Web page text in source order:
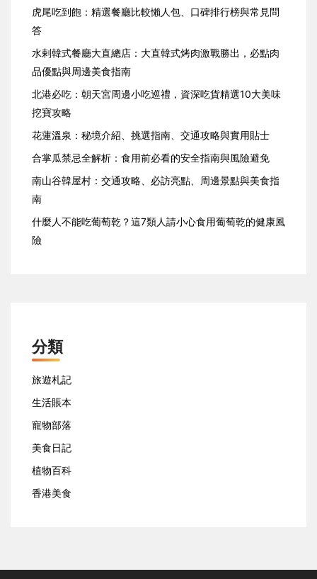
虎尾吃到飽：精選餐廳比較懶人包、口碑排行榜與常見問
答
水剌韓式餐廳大直總店：大直韓式烤肉激戰勝出，必點肉
品優點與周邊美食指南
北港必吃：朝天宮周邊小吃巡禮，資深吃貨精選10大美味
挖寶攻略
花蓮溫泉：秘境介紹、挑選指南、交通攻略與實用貼士
合掌瓜禁忌全解析：食用前必看的安全指南與風險避免
南山谷韓屋村：交通攻略、必訪亮點、周邊景點與美食指
南
什麼人不能吃葡萄乾？這7類人請小心食用葡萄乾的健康風
險
分類
旅遊札記
生活賬本
寵物部落
美食日記
植物百科
香港美食